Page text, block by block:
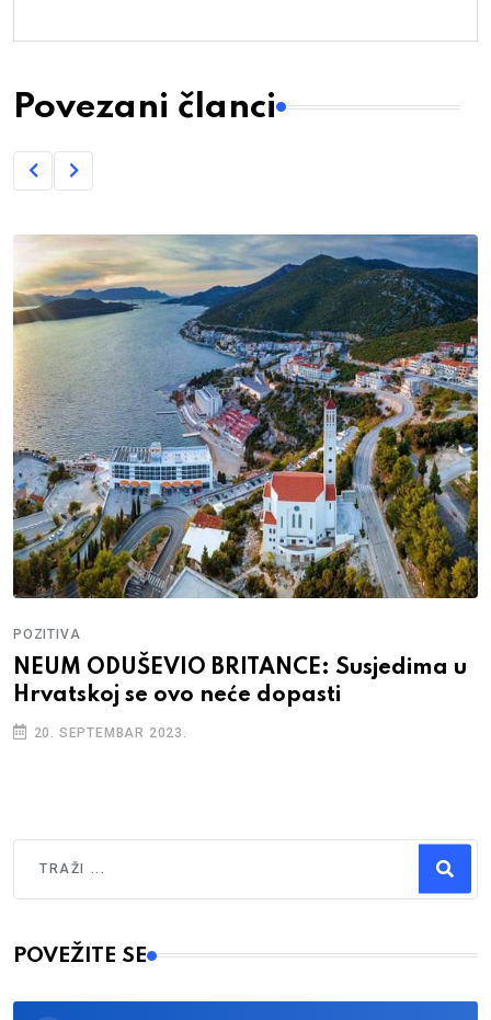
Povezani članci
POZITIVA
NEUM ODUŠEVIO BRITANCE: Susjedima u
Hrvatskoj se ovo neće dopasti
20. SEPTEMBAR 2023.
Type 2 or more characters for results.
POVEŽITE SE